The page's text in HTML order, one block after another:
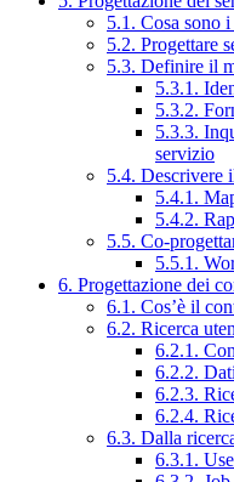
5.1. Cosa sono
5.2. Progettare
5.3. Definire il
5.3.1.
5.3.2.
5.3.3.
servizio
5.4. Descrivere
5.4.1.
5.4.2.
5.5. Co-
5.5.1.
6. Progettazione dei
6.1. Cos’è il
6.2. Ricerca
6.2.1.
6.2.2.
6.2.3.
6.2.4.
6.3. Dalla
6.3.1.